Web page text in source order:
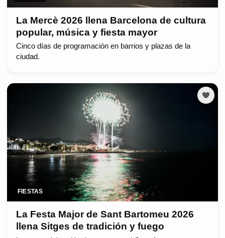
La Mercè 2026 llena Barcelona de cultura
popular, música y fiesta mayor
Cinco días de programación en barrios y plazas de la
ciudad.
FIESTAS
La Festa Major de Sant Bartomeu 2026
llena Sitges de tradición y fuego